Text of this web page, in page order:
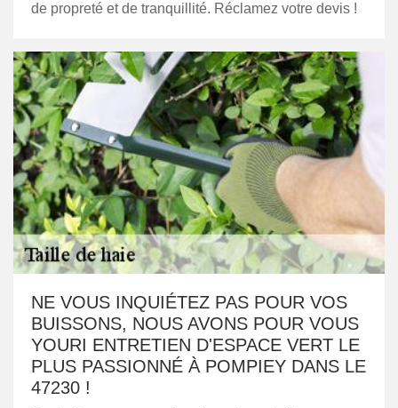
de propreté et de tranquillité. Réclamez votre devis !
NE VOUS INQUIÉTEZ PAS POUR VOS
BUISSONS, NOUS AVONS POUR VOUS
YOURI ENTRETIEN D'ESPACE VERT LE
PLUS PASSIONNÉ À POMPIEY DANS LE
47230 !